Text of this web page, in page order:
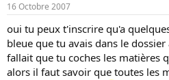
16 Octobre 2007
oui tu peux t'inscrire qu'a
bleue que tu avais dans le
fallait que tu coches les matières
alors il faut savoir que toutes les